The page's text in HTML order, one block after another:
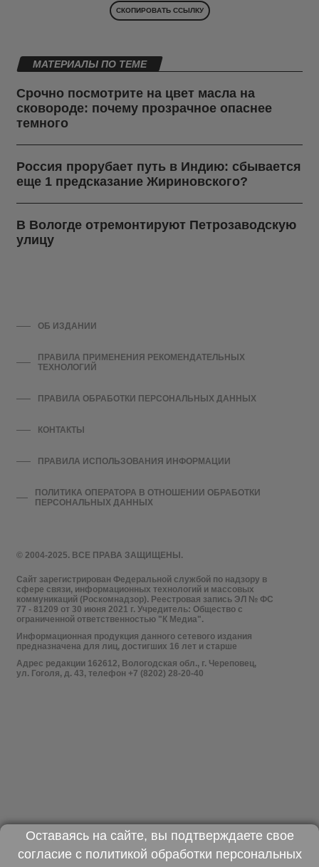
СКОПИРОВАТЬ ССЫЛКУ
МАТЕРИАЛЫ ПО ТЕМЕ
Срочно посмотрите на цвет масла на
сковороде: почему прозрачное опаснее
темного
Россия прорубает путь в Индию: сбывается
еще 1 предсказание Жириновского?
В Вологде отремонтируют Петрозаводскую
улицу
© 2004-2025. ВСЕ ПРАВА ЗАЩИЩЕНЫ.
Сайт зарегистрирован Федеральной службой по надзору в
сфере связи, информационных технологий и массовых
коммуникаций (Роскомнадзор). Реестровая запись ЭЛ № ФС
77 - 81209 от 30 июня 2021 г. Учредитель: Общество с
ограниченной ответственностью "К Медиа".
Информационная продукция данного сетевого издания
предназначена для лиц, достигших 16 лет и старше
Адрес редакции 162612, Вологодская обл., г. Череповец,
ул. Гоголя, д. 43, телефон +7 (8202) 28-20-40
ОБ ИЗДАНИИ
ПРАВИЛА ПРИМЕНЕНИЯ РЕКОМЕНДАТЕЛЬНЫХ
ТЕХНОЛОГИЙ
ПРАВИЛА ОБРАБОТКИ ПЕРСОНАЛЬНЫХ ДАННЫХ
КОНТАКТЫ
ПРАВИЛА ИСПОЛЬЗОВАНИЯ ИНФОРМАЦИИ
ПОЛИТИКА ОПЕРАТОРА В ОТНОШЕНИИ ОБРАБОТКИ
ПЕРСОНАЛЬНЫХ ДАННЫХ
Оставаясь на сайте, вы подтверждаете свое
согласие с политикой обработки персональных